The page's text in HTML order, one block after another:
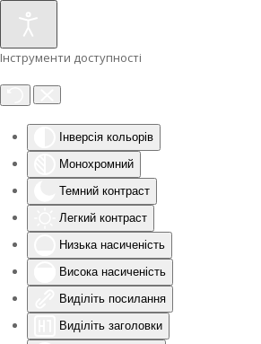
Інструменти доступності
Інверсія кольорів
Монохромний
Темний контраст
Легкий контраст
Низька насиченість
Висока насиченість
Виділіть посилання
Виділіть заголовки